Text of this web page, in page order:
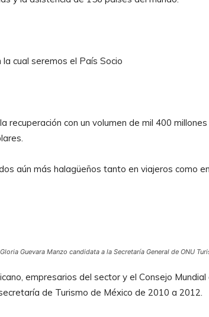
cual seremos el País Socio
recuperación con un volumen de mil 400 millones
aún más halagüeños tanto en viajeros como en
Gloria Guevara Manzo candidata a la Secretaría General de ONU
empresarios del sector y el Consejo Mundial
de Turismo de México de 2010 a 2012.